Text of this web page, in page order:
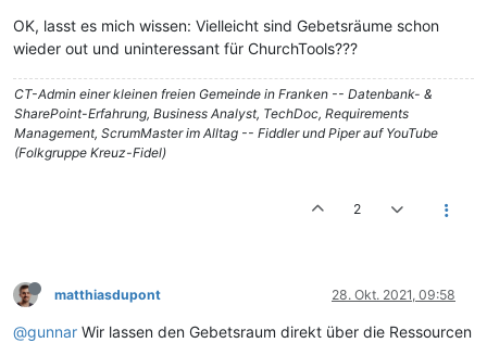
OK, lasst es mich wissen: Vielleicht sind Gebetsräume schon
wieder out und uninteressant für ChurchTools???
CT-Admin einer kleinen freien Gemeinde in Franken -- Datenbank- &
SharePoint-Erfahrung, Business Analyst, TechDoc, Requirements
Management, ScrumMaster im Alltag -- Fiddler und Piper auf YouTube
(Folkgruppe Kreuz-Fidel)
2
matthiasdupont 28. Okt. 2021, 09:58
@gunnar Wir lassen den Gebetsraum direkt über die Ressourcen